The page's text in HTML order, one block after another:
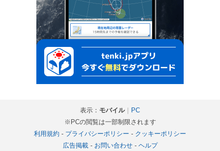
表示： モバイル｜ PC
※PCの閲覧は一部制限されます
利用規約 - プライバシーポリシー - クッキーポリシー
広告掲載- お問い合わせ- ヘルプ